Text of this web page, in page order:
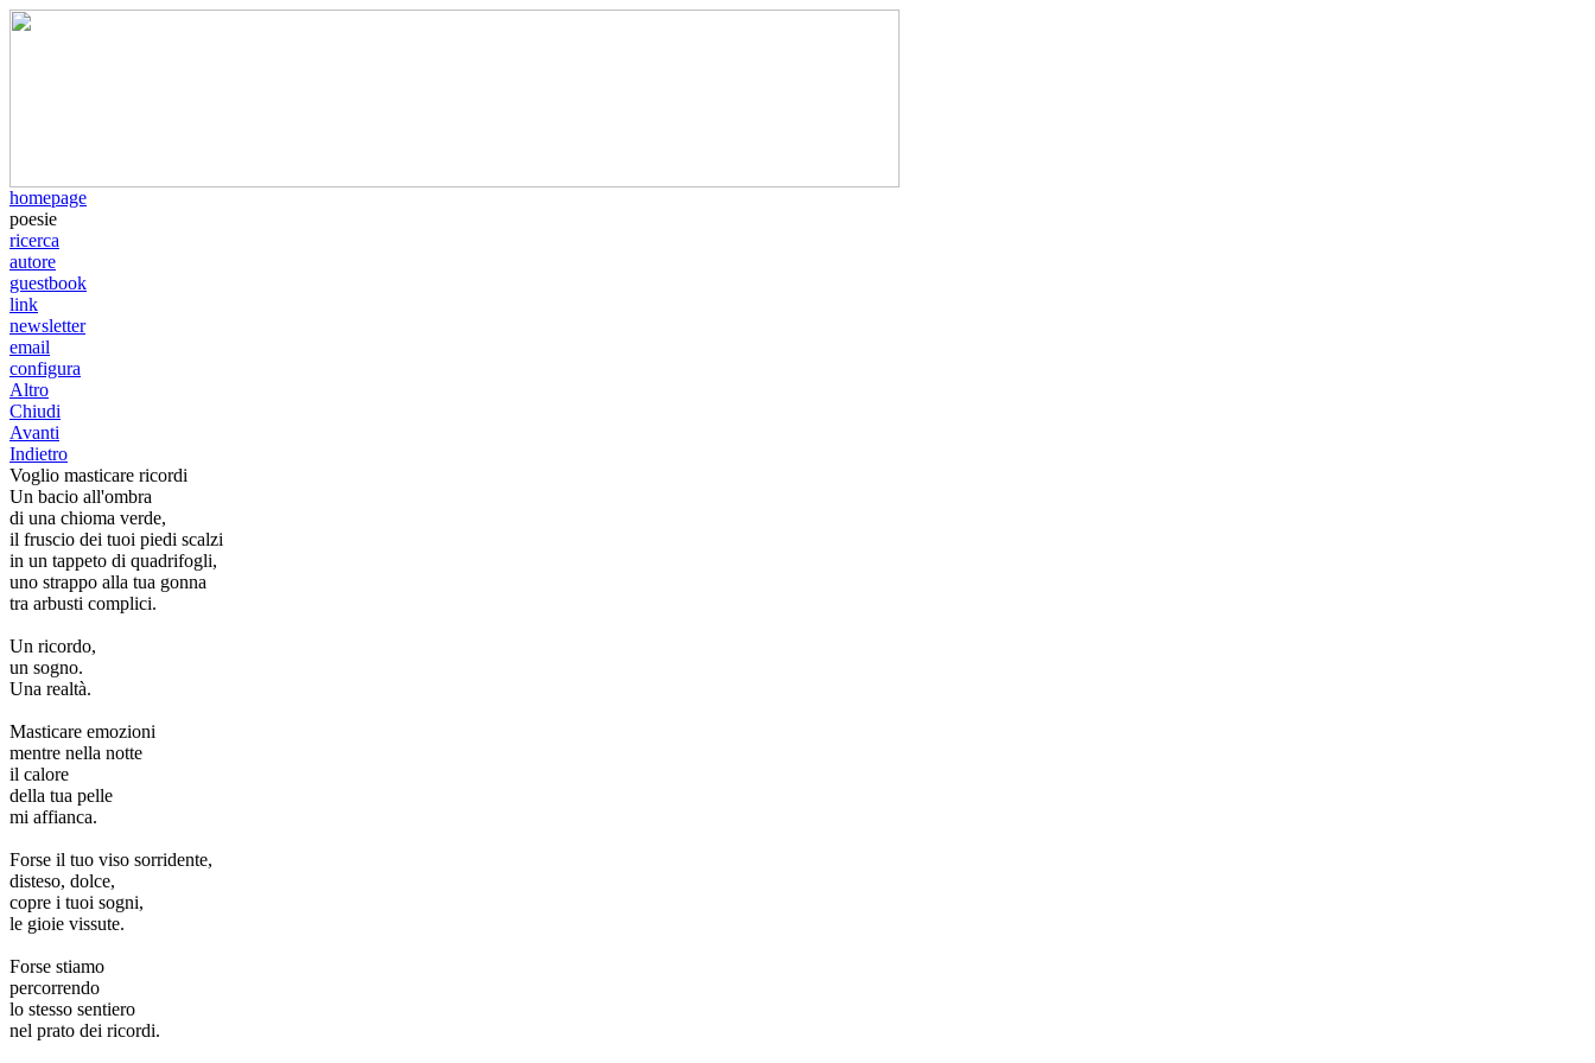
homepage
poesie
ricerca
autore
guestbook
link
newsletter
email
configura
Altro
Chiudi
Avanti
Indietro
Voglio masticare ricordi
Un bacio all'ombra
di una chioma verde,
il fruscio dei tuoi piedi scalzi
in un tappeto di quadrifogli,
uno strappo alla tua gonna
tra arbusti complici.
Un ricordo,
un sogno.
Una realtà.
Masticare emozioni
mentre nella notte
il calore
della tua pelle
mi affianca.
Forse il tuo viso sorridente,
disteso, dolce,
copre i tuoi sogni,
le gioie vissute.
Forse stiamo
percorrendo
lo stesso sentiero
nel prato dei ricordi.